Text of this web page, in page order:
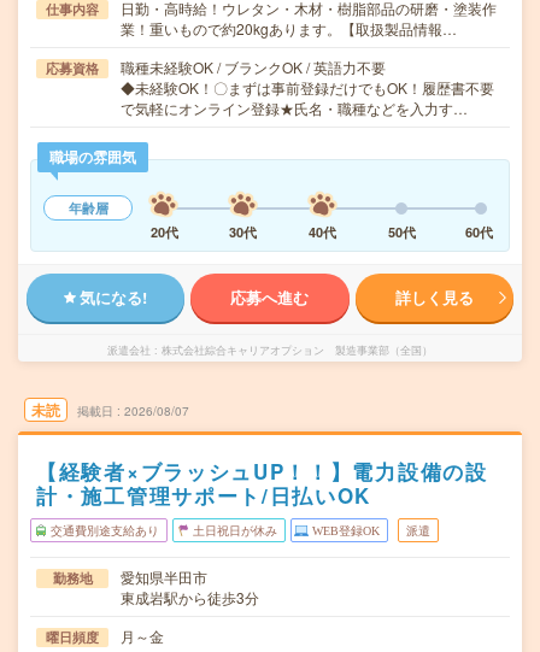
仕事内容
日勤・高時給！ウレタン・木材・樹脂部品の研磨・塗装作
業！重いもので約20kgあります。【取扱製品情報…
応募資格
職種未経験OK / ブランクOK / 英語力不要
◆未経験OK！〇まずは事前登録だけでもOK！履歴書不要
で気軽にオンライン登録★氏名・職種などを入力す…
職場の雰囲気
年齢層
20代
30代 40代 50代 60代
気になる! 応募へ進む 詳しく見る
派遣会社 株式会社綜合キャリアオプション 製造事業部（全国）
未読 掲載日 2026/08/07
【経験者×ブラッシュUP！！】電力設備の設
計・施工管理サポート/日払いOK
交通費別途支給あり 土日祝日が休み WEB登録OK 派遣
勤務地
愛知県半田市
東成岩駅から徒歩3分
曜日頻度 月～金